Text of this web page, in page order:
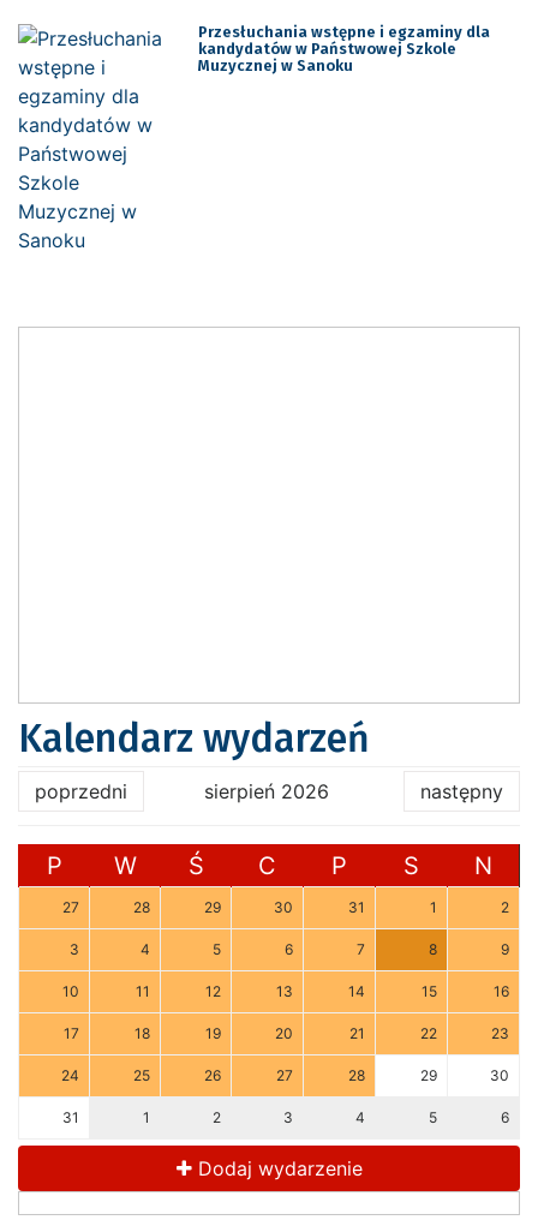
Przesłuchania wstępne i egzaminy dla
kandydatów w Państwowej Szkole
Muzycznej w Sanoku
Kalendarz wydarzeń
poprzedni sierpień 2026 następny
P W Ś C P S N
27 28 29 30 31 1 2
3 4 5 6 7 8 9
10 11 12 13 14 15 16
17 18 19 20 21 22 23
24 25 26 27 28 29 30
31 1 2 3 4 5 6
Dodaj wydarzenie